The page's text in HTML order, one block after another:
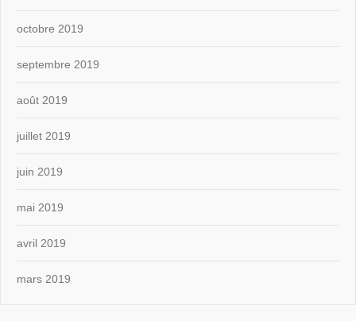
octobre 2019
septembre 2019
août 2019
juillet 2019
juin 2019
mai 2019
avril 2019
mars 2019